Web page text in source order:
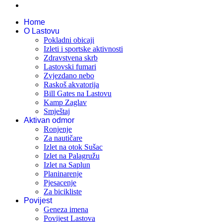
Home
O Lastovu
Pokladni obicaji
Izleti i sportske aktivnosti
Zdravstvena skrb
Lastovski fumari
Zvjezdano nebo
Raskoš akvatorija
Bill Gates na Lastovu
Kamp Zaglav
Smještaj
Aktivan odmor
Ronjenje
Za nautičare
Izlet na otok Sušac
Izlet na Palagružu
Izlet na Saplun
Planinarenje
Pjesacenje
Za bicikliste
Povijest
Geneza imena
Povijest Lastova